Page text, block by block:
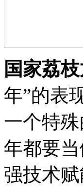
国家荔
年”的表
一个特
年都要
强技术